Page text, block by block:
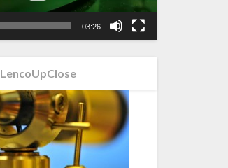
03:26
LencoUpClose